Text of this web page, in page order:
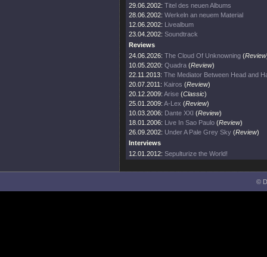
29.06.2002: Titel des neuen Albums
28.06.2002: Werkeln an neuem Material
12.06.2002: Livealbum
23.04.2002: Soundtrack
Reviews
24.06.2026: The Cloud Of Unknowning (Review
10.05.2020: Quadra (Review)
22.11.2013: The Mediator Between Head and
20.07.2011: Kairos (Review)
20.12.2009: Arise (Classic)
25.01.2009: A-Lex (Review)
10.03.2006: Dante XXI (Review)
18.01.2006: Live In Sao Paulo (Review)
26.09.2002: Under A Pale Grey Sky (Review)
Interviews
12.01.2012: Sepulturize the World!
©